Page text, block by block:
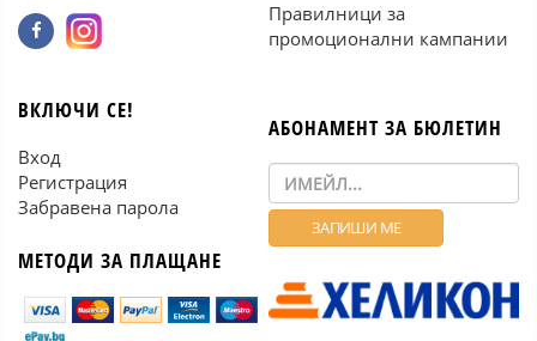
Правилници за
промоционални кампании
ВКЛЮЧИ СЕ!
Вход
Регистрация
Забравена парола
МЕТОДИ ЗА ПЛАЩАНЕ
АБОНАМЕНТ ЗА БЮЛЕТИН